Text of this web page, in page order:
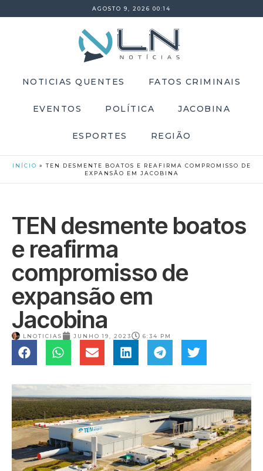
AGOSTO 9, 2026 00:14
NOTICIAS QUENTES FATOS CRIMINAIS
EVENTOS POLÍTICA JACOBINA
ESPORTES REGIÃO
INÍCIO » TEN DESMENTE BOATOS E REAFIRMA COMPROMISSO DE
EXPANSÃO EM JACOBINA
TEN desmente boatos
e reafirma
compromisso de
expansão em
Jacobina
LNOTICIAS JUNHO 19, 2023 6:34 PM